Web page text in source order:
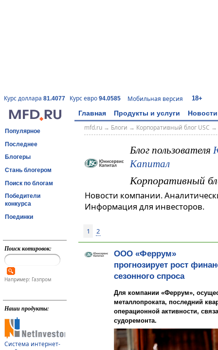
Курс доллара 81.4077 Курс евро 94.0585 Мобильная версия 18+
Главная Продукты и услуги Новости
Популярное
Последнее
Блогеры
Стань блогером
Поиск по блогам
Победители
конкурса
Поединки
Поиск котировок:
Например: Газпром
Наши продукты:
Система интернет-
mfd.ru→ Блоги → Корпоративный блог USC →
Блог пользователя
Капитал
Корпоративный
Новости компании.
Информация для инвесторов.
1 2
ООО «Феррум»
прогнозирует рост
сезонного спроса
Для компании «Феррум»,
металлопроката, последний
операционной активности,
судоремонта.